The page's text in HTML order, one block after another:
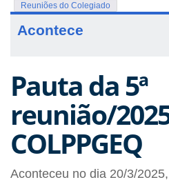
Reuniões do Colegiado
Acontece
Pauta da 5ª
reunião/
COLPPGEQ
Aconteceu no dia 20/3/